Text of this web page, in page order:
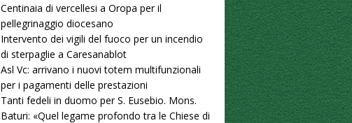
Centinaia di vercellesi a Oropa per il
pellegrinaggio diocesano
Intervento dei vigili del fuoco per un incendio
di sterpaglie a Caresanablot
Asl Vc: arrivano i nuovi totem multifunzionali
per i pagamenti delle prestazioni
Tanti fedeli in duomo per S. Eusebio. Mons.
Baturi: «Quel legame profondo tra le Chiese di